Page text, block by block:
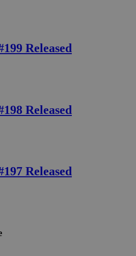
Released
Released
Released